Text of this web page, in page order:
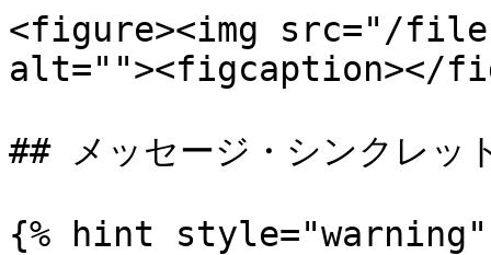
<figure><img src="/files/
alt=""><figcaption></
## メッセージ・シンクレッ
{% hint style="warning"